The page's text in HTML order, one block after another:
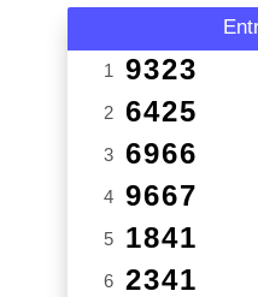
1 9323
2 6425
3 6966
4 9667
5 1841
6 2341